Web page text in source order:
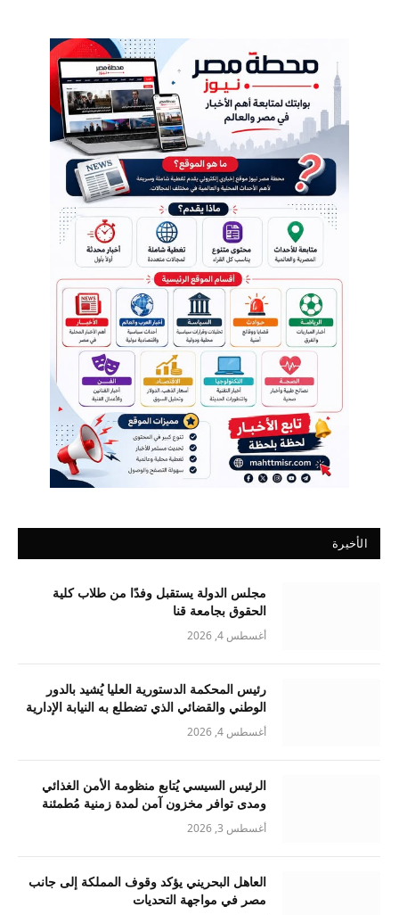
الأخيرة
مجلس الدولة يستقبل وفدًا من طلاب كلية
الحقوق بجامعة قنا
أغسطس 4, 2026
رئيس المحكمة الدستورية العليا يُشيد بالدور
الوطني والقضائي الذي تضطلع به النيابة الإدارية
أغسطس 4, 2026
الرئيس السيسي يُتابع منظومة الأمن الغذائي
ومدى توافر مخزون آمن لمدة زمنية مُطمئنة
أغسطس 3, 2026
العاهل البحريني يؤكد وقوف المملكة إلى جانب
مصر في مواجهة التحديات